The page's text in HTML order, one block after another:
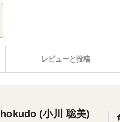
レビューと投稿
(小川 聡美)